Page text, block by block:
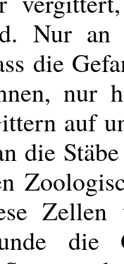
Nur an
die
nur
auf
die
Zellen
die